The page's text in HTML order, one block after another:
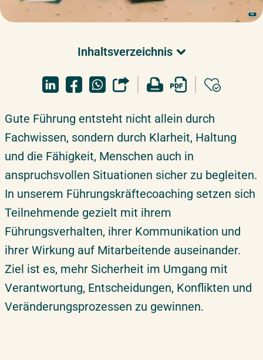
KI
Inhaltsverzeichnis
Coachingziele
Coaching buchen
Über ifmera academy
Unsere Business Coach:innen
Überblick & Relevanz
Gute Führung entsteht nicht allein durch
Fachwissen, sondern durch Klarheit, Haltung
und die Fähigkeit, Menschen auch in
anspruchsvollen Situationen sicher zu begleiten.
In unserem Führungskräftecoaching setzen sich
Teilnehmende gezielt mit ihrem
Führungsverhalten, ihrer Kommunikation und
ihrer Wirkung auf Mitarbeitende auseinander.
Ziel ist es, mehr Sicherheit im Umgang mit
Verantwortung, Entscheidungen, Konflikten und
Veränderungsprozessen zu gewinnen.